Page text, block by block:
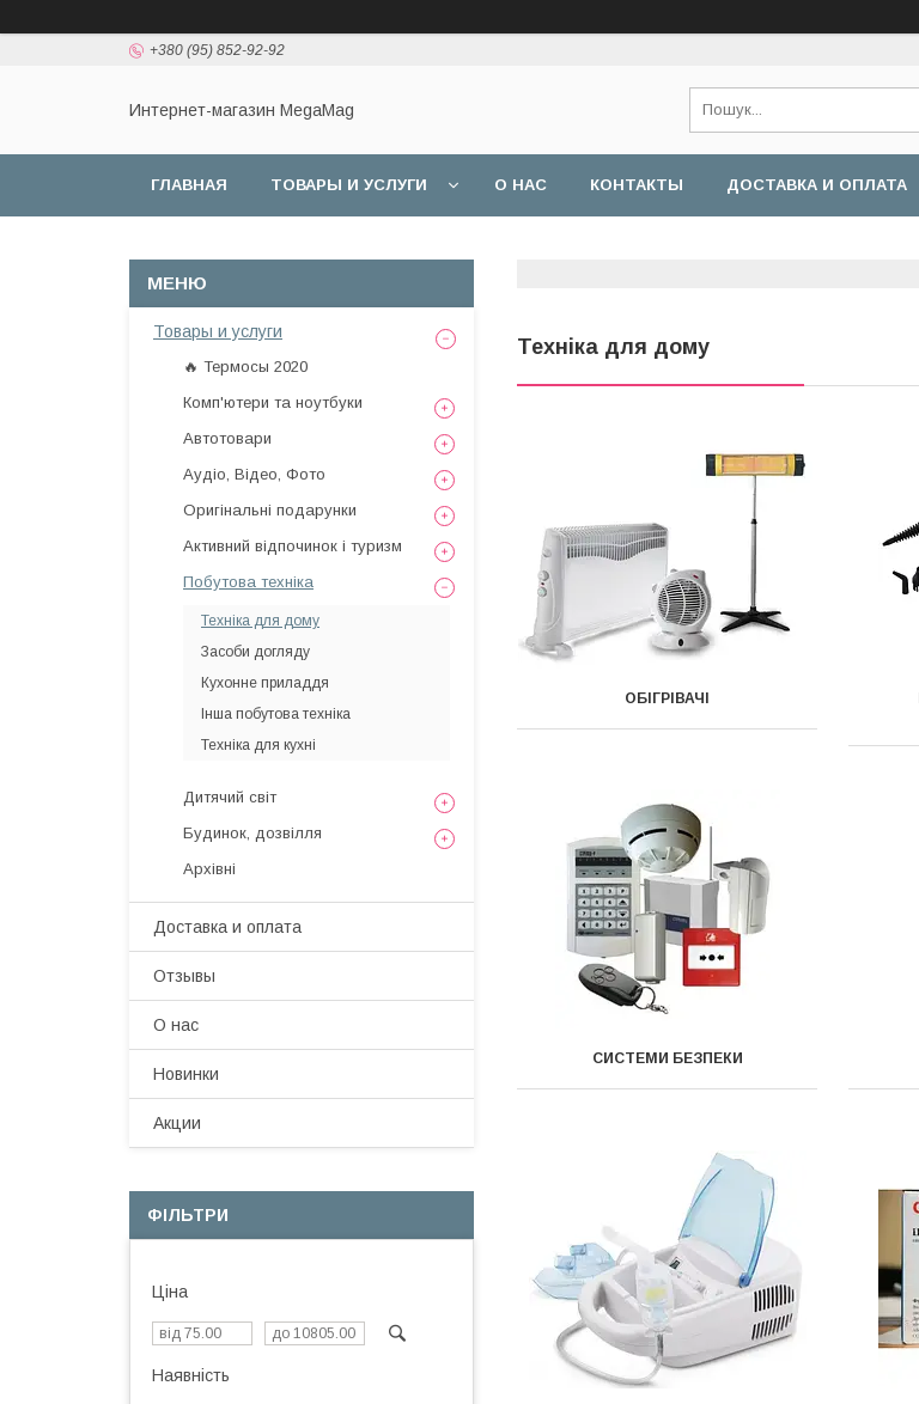
+380 (95) 852-92-92
Интернет-магазин MegaMag
ГЛАВНАЯ ТОВАРЫ И УСЛУГИ О НАС КОНТАКТЫ ДОСТАВКА И ОПЛАТА
Техніка для дому
ОБІГРІВАЧІ
СИСТЕМИ БЕЗПЕКИ
Товары и услуги
🔥 Термосы 2020
Комп'ютери та ноутбуки
Автотовари
Аудіо, Відео, Фото
Оригінальні подарунки
Активний відпочинок і туризм
Побутова техніка
Техніка для дому
Засоби догляду
Кухонне приладдя
Інша побутова техніка
Техніка для кухні
Дитячий світ
Будинок, дозвілля
Архівні
Доставка и оплата
Отзывы
О нас
Новинки
Акции
ФІЛЬТРИ
Ціна
Наявність